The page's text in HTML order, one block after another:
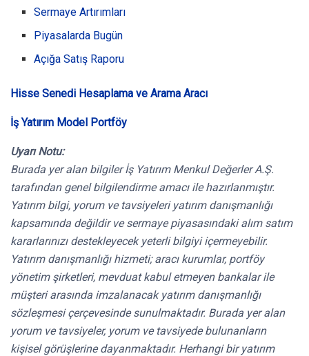
Sermaye Artırımları
Piyasalarda Bugün
Açığa Satış Raporu
Hisse Senedi Hesaplama ve Arama Aracı
İş Yatırım Model Portföy
Uyarı Notu:
Burada yer alan bilgiler İş Yatırım Menkul Değerler A.Ş.
tarafından genel bilgilendirme amacı ile hazırlanmıştır.
Yatırım bilgi, yorum ve tavsiyeleri yatırım danışmanlığı
kapsamında değildir ve sermaye piyasasındaki alım satım
kararlarınızı destekleyecek yeterli bilgiyi içermeyebilir.
Yatırım danışmanlığı hizmeti; aracı kurumlar, portföy
yönetim şirketleri, mevduat kabul etmeyen bankalar ile
müşteri arasında imzalanacak yatırım danışmanlığı
sözleşmesi çerçevesinde sunulmaktadır. Burada yer alan
yorum ve tavsiyeler, yorum ve tavsiyede bulunanların
kişisel görüşlerine dayanmaktadır. Herhangi bir yatırım